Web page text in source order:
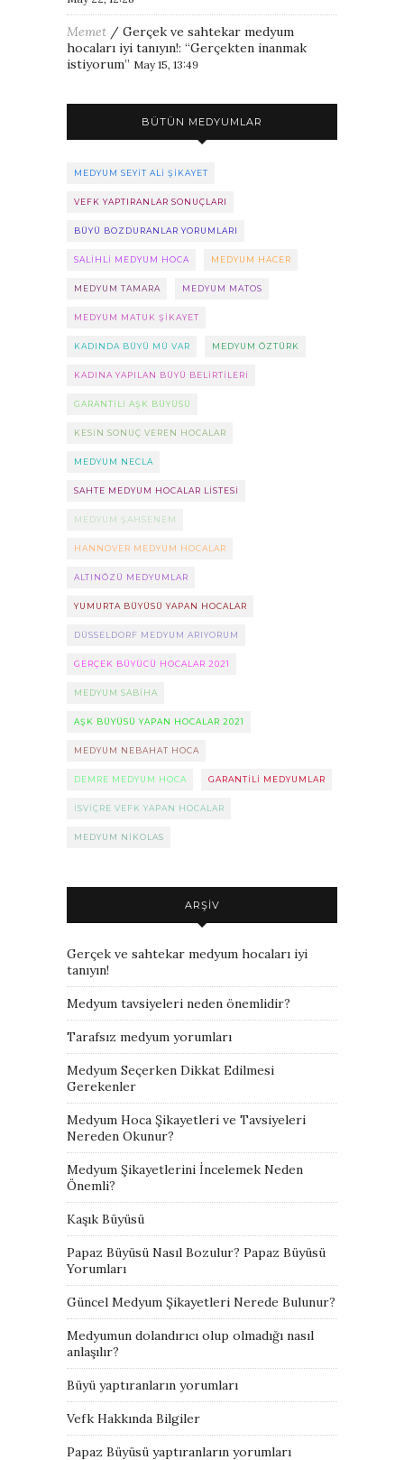
Memet / Gerçek ve sahtekar medyum
hocaları iyi tanıyın!: “Gerçekten inanmak
istiyorum” May 15, 13:49
BÜTÜN MEDYUMLAR
MEDYUM SEYIT ALI ŞIKAYET
VEFK YAPTIRANLAR SONUÇLARI
BÜYÜ BOZDURANLAR YORUMLARI
SALIHLI MEDYUM HOCA MEDYUM HACER
MEDYUM TAMARA MEDYUM MATOS
MEDYUM MATUK ŞIKAYET
KADINDA BÜYÜ MÜ VAR MEDYUM ÖZTÜRK
KADINA YAPILAN BÜYÜ BELIRTILERI
GARANTILI AŞK BÜYÜSÜ
KESIN SONUÇ VEREN HOCALAR
MEDYUM NECLA
SAHTE MEDYUM HOCALAR LISTESI
MEDYUM ŞAHSENEM
HANNOVER MEDYUM HOCALAR
ALTINÖZÜ MEDYUMLAR
YUMURTA BÜYÜSÜ YAPAN HOCALAR
DÜSSELDORF MEDYUM ARIYORUM
GERÇEK BÜYÜCÜ HOCALAR 2021
MEDYUM SABIHA
AŞK BÜYÜSÜ YAPAN HOCALAR 2021
MEDYUM NEBAHAT HOCA
DEMRE MEDYUM HOCA GARANTILI MEDYUMLAR
ISVIÇRE VEFK YAPAN HOCALAR
MEDYUM NIKOLAS
ARŞIV
Gerçek ve sahtekar medyum hocaları iyi
tanıyın!
Medyum tavsiyeleri neden önemlidir?
Tarafsız medyum yorumları
Medyum Seçerken Dikkat Edilmesi
Gerekenler
Medyum Hoca Şikayetleri ve Tavsiyeleri
Nereden Okunur?
Medyum Şikayetlerini İncelemek Neden
Önemli?
Kaşık Büyüsü
Papaz Büyüsü Nasıl Bozulur? Papaz Büyüsü
Yorumları
Güncel Medyum Şikayetleri Nerede Bulunur?
Medyumun dolandırıcı olup olmadığı nasıl
anlaşılır?
Büyü yaptıranların yorumları
Vefk Hakkında Bilgiler
Papaz Büyüsü yaptıranların yorumları